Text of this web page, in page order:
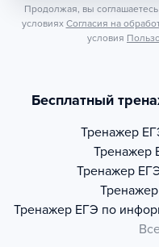
Продолжая, вы
условиях Согласия на
условия
Бесплатный
Тренажер
Тренажер
Тренажер
Тренажер
Тренажер ЕГЭ по